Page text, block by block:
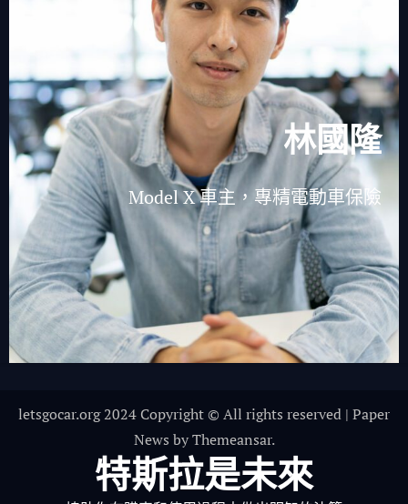
林國隆
Model X 車主，專精電動車保險
letsgocar.org 2024 Copyright © All rights reserved | Paper
News byThemeansar.
特斯拉是未來